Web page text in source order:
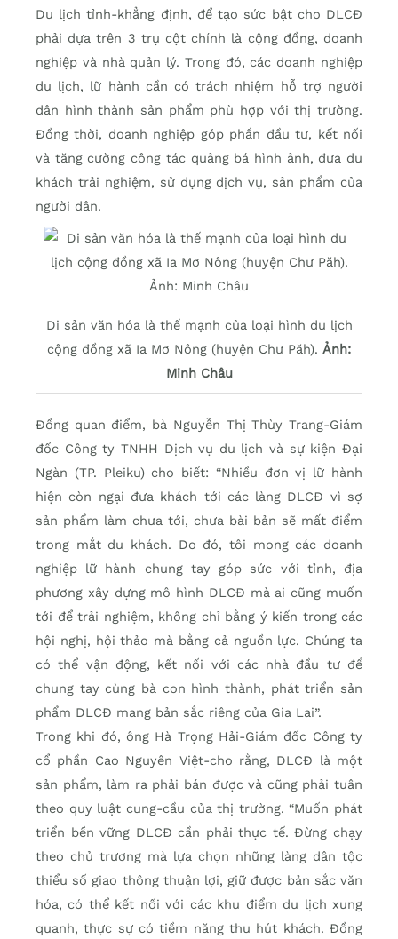
Du lịch tỉnh-khẳng định, để tạo sức bật cho DLCĐ
phải dựa trên 3 trụ cột chính là cộng đồng, doanh
nghiệp và nhà quản lý. Trong đó, các doanh nghiệp
du lịch, lữ hành cần có trách nhiệm hỗ trợ người
dân hình thành sản phẩm phù hợp với thị trường.
Đồng thời, doanh nghiệp góp phần đầu tư, kết nối
và tăng cường công tác quảng bá hình ảnh, đưa du
khách trải nghiệm, sử dụng dịch vụ, sản phẩm của
người dân.
Di sản văn hóa là thế mạnh của loại hình du lịch
cộng đồng xã Ia Mơ Nông (huyện Chư Păh). Ảnh:
Minh Châu
Đồng quan điểm, bà Nguyễn Thị Thùy Trang-Giám
đốc Công ty TNHH Dịch vụ du lịch và sự kiện Đại
Ngàn (TP. Pleiku) cho biết: “Nhiều đơn vị lữ hành
hiện còn ngại đưa khách tới các làng DLCĐ vì sợ
sản phẩm làm chưa tới, chưa bài bản sẽ mất điểm
trong mắt du khách. Do đó, tôi mong các doanh
nghiệp lữ hành chung tay góp sức với tỉnh, địa
phương xây dựng mô hình DLCĐ mà ai cũng muốn
tới để trải nghiệm, không chỉ bằng ý kiến trong các
hội nghị, hội thảo mà bằng cả nguồn lực. Chúng ta
có thể vận động, kết nối với các nhà đầu tư để
chung tay cùng bà con hình thành, phát triển sản
phẩm DLCĐ mang bản sắc riêng của Gia Lai”.
Trong khi đó, ông Hà Trọng Hải-Giám đốc Công ty
cổ phần Cao Nguyên Việt-cho rằng, DLCĐ là một
sản phẩm, làm ra phải bán được và cũng phải tuân
theo quy luật cung-cầu của thị trường. “Muốn phát
triển bền vững DLCĐ cần phải thực tế. Đừng chạy
theo chủ trương mà lựa chọn những làng dân tộc
thiểu số giao thông thuận lợi, giữ được bản sắc văn
hóa, có thể kết nối với các khu điểm du lịch xung
quanh, thực sự có tiềm năng thu hút khách. Đồng